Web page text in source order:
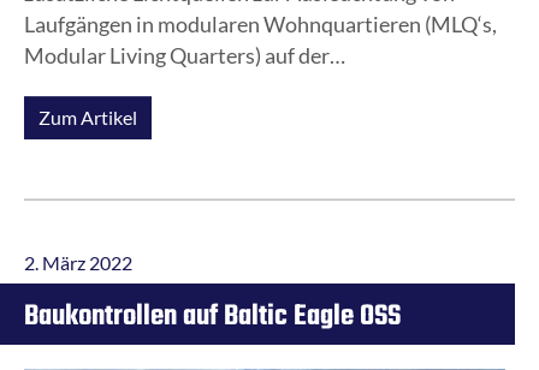
Laufgängen in modularen Wohnquartieren (MLQ‘s,
Modular Living Quarters) auf der
b.offshore hat unter Berücksichtigung des
Zum Artikel
2. März 2022
Baukontrollen auf Baltic Eagle OSS